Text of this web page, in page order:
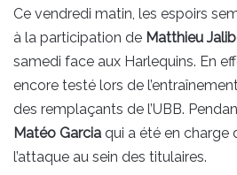
Ce vendredi matin, les espoirs
à la participation de Matthieu
samedi face aux Harlequins. En
encore testé lors de
des remplaçants de l’UBB.
Matéo Garcia qui a été en charge
l’attaque au sein des titulaires.